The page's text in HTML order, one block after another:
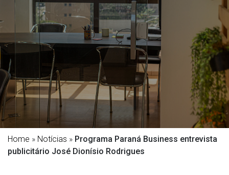
Home » Notícias » Programa Paraná Business entrevista
publicitário José Dionísio Rodrigues